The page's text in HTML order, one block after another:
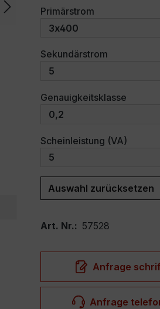
Primärstrom
Sekundärstrom
Genauigkeitsklasse
Scheinleistung (VA)
Auswahl zurücksetzen
Art. Nr.: 57528
Anfrage
Anfrage